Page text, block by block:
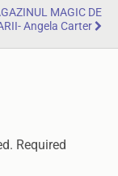
MAGIC DE
Angela Carter
Required